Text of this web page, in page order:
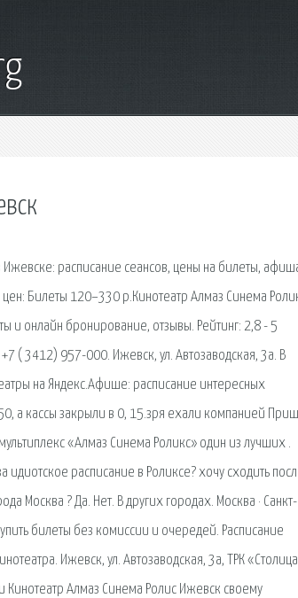
расписание сеансов, цены на билеты,
Билеты 120–330 р.Кинотеатр Алмаз Синема
и онлайн бронирование, отзывы. Рейтинг: 2,8 - 5
( 3412) 957-000. Ижевск, ул. Автозаводская, 3а. В
на Яндекс.Афише: расписание интересных
а кассы закрыли в 0, 15.зря ехали компанией
«Алмаз Синема Роликс» один из лучших .
идиотское расписание в Роликсе? хочу сходить
Москва ? Да. Нет. В других городах. Москва · Санкт-
билеты без комиссии и очередей. Расписание
Ижевск, ул. Автозаводская, 3а, ТРК
Кинотеатр Алмаз Синема Ролис Ижевск своему